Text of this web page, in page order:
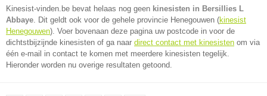
Kinesist-vinden.be bevat helaas nog geen kinesisten in Bersillies L
Abbaye. Dit geldt ook voor de gehele provincie Henegouwen (kinesist
Henegouwen). Voer bovenaan deze pagina uw postcode in voor de
dichtstbijzijnde kinesisten of ga naar direct contact met kinesisten om via
één e-mail in contact te komen met meerdere kinesisten tegelijk.
Hieronder worden nu overige resultaten getoond.